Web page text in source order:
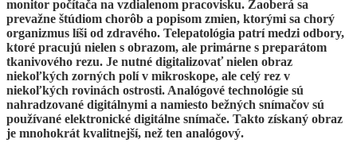
monitor počítača na vzdialenom pracovisku. Zaoberá sa
prevažne štúdiom chorôb a popisom zmien, ktorými sa chorý
organizmus líši od zdravého. Telepatológia patrí medzi odbory,
ktoré pracujú nielen s obrazom, ale primárne s preparátom
tkanivového rezu. Je nutné digitalizovať nielen obraz
niekoľkých zorných polí v mikroskope, ale celý rez v
niekoľkých rovinách ostrosti. Analógové technológie sú
nahradzované digitálnymi a namiesto bežných snímačov sú
používané elektronické digitálne snímače. Takto získaný obraz
je mnohokrát kvalitnejší, než ten analógový.